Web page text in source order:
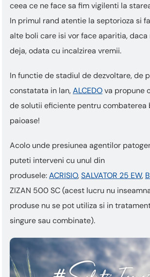
ceea ce ne face sa fim vigilenti la
In primul rand atentie la septorioza si
alte boli care isi vor face aparitia,
deja, odata cu incalzirea vremii.
In functie de stadiul de dezvoltare, de
constatata in lan,ALCEDOva propune
de solutii eficiente pentru combaterea
paioase!
Acolo unde presiunea agentilor
puteti interveni cu unul din
produsele:ACRISIO,SALVATOR 25 EW,
ZIZAN 500 SC (acest lucru nu
produse nu se pot utiliza si in
singure sau combinate).